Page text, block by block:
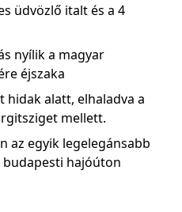
üdvözlő italt és a 4
nyílik a magyar
éjszaka
hidak alatt, elhaladva a
mellett.
az egyik legelegánsabb
hajóúton